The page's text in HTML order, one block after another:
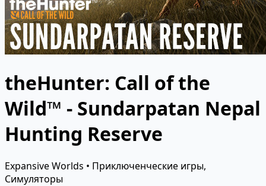
theHunter: Call of the
Wild™ - Sundarpatan Nepal
Hunting Reserve
Expansive Worlds • Приключенческие игры,
Симуляторы